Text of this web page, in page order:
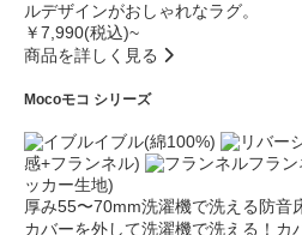
ルデザインがおしゃれなラグ。
￥7,990(税込)~
商品を詳しく見る
Mocoモコ シリーズ
イブル(綿100%)
感+フランネル)
フラ
ッカー生地)
厚み55〜70mm洗濯機で洗える防音
カバーを外して洗濯機で洗える！カ